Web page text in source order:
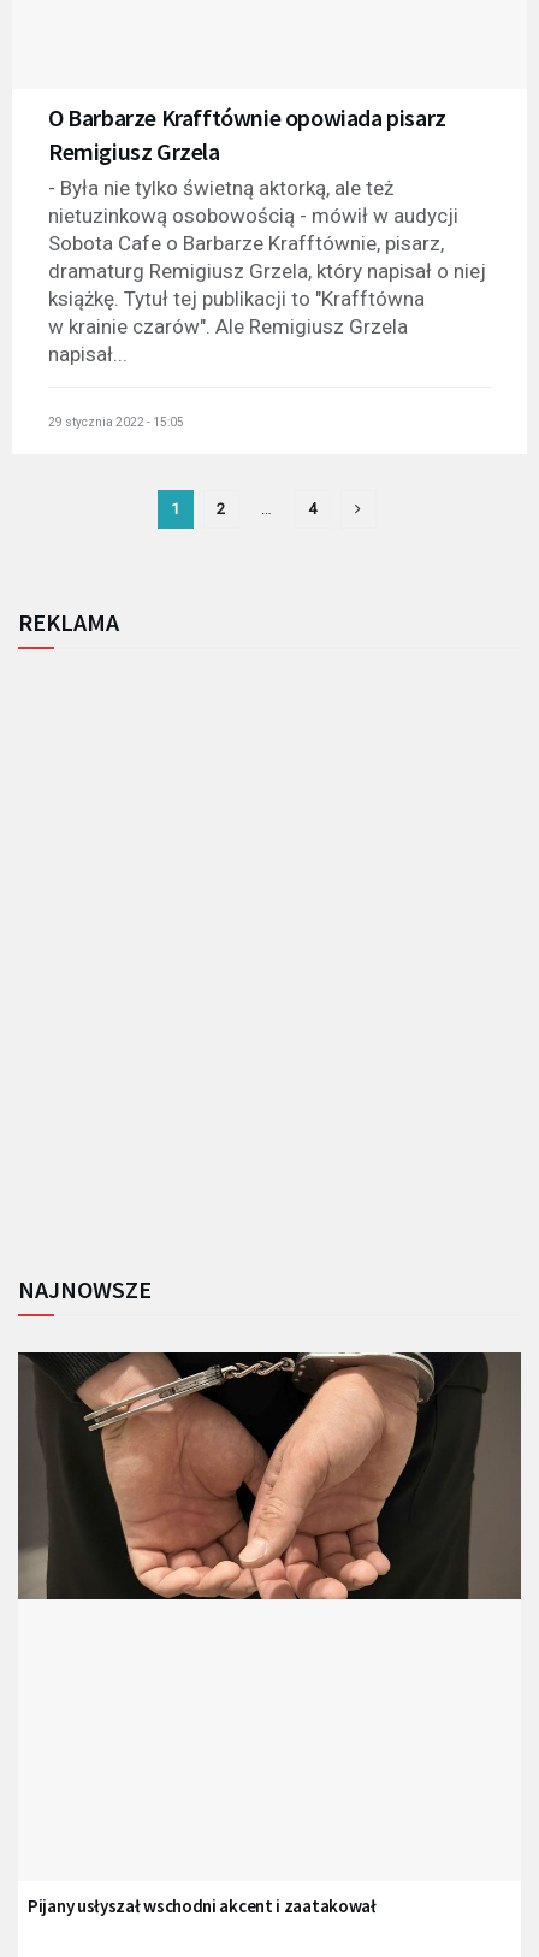
O Barbarze Krafftównie opowiada pisarz
Remigiusz Grzela
- Była nie tylko świetną aktorką, ale też
nietuzinkową osobowością - mówił w audycji
Sobota Cafe o Barbarze Krafftównie, pisarz,
dramaturg Remigiusz Grzela, który napisał o niej
książkę. Tytuł tej publikacji to "Krafftówna
w krainie czarów". Ale Remigiusz Grzela
napisał...
29 stycznia 2022 - 15:05
1 2 … 4
REKLAMA
NAJNOWSZE
Pijany usłyszał wschodni akcent i zaatakował